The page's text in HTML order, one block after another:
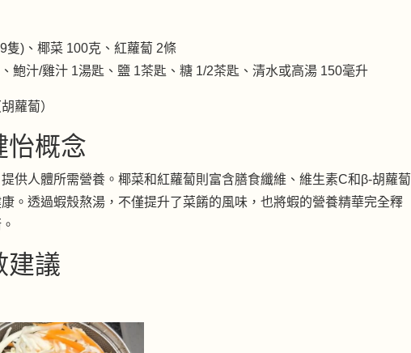
隻)、椰菜 100克、紅蘿蔔 2條
鮑汁/雞汁 1湯匙、鹽 1茶匙、糖 1/2茶匙、清水或高湯 150毫升
蘿蔔）
怡概念
供人體所需營養。椰菜和紅蘿蔔則富含膳食纖維、維生素C和β-胡蘿蔔
。透過蝦殼熬湯，不僅提升了菜餚的風味，也將蝦的營養精華完全釋
建議